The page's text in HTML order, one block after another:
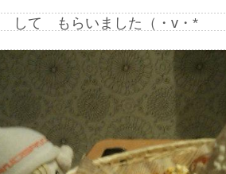
して もらいました（・v・*